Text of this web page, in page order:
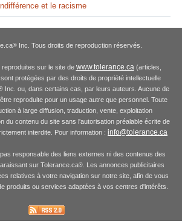
et le racisme
®Inc. Tous droits de reproduction réservés.
sur le site de www.tolerance.ca (articles,
protégées par des droits de propriété intellectuelle
Inc. ou, dans certains cas, par leurs auteurs. Aucune de
reproduite pour un usage autre que personnel. Toute
à large diffusion, traduction, vente, exploitation
du contenu du site sans l'autorisation préalable écrite de
interdite. Pour information : info@tolerance.ca
responsable des liens externes ni des contenus des
sur Tolerance.ca®. Les annonces publicitaires
relatives à votre navigation sur notre site, afin de vous
produits ou services adaptées à vos centres d'intérêts.